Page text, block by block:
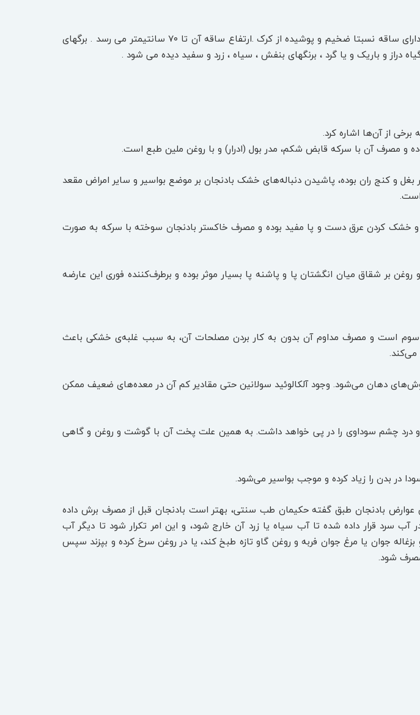
بادمجان که به عربی بادنجان نامیده می شود گیاهی است یکساله و دارای ساقه نسبتا ضخیم و پوشیده از کرک .ارتفاع ساقه آن تا ۷۰ سانتیمتر می رسد . برگهای
و باریک و یا گرد ، برنگهای بنفش ، سیاه ، زرد و سفید دیده می شود .
از آن‌ها اشاره کرد.
و مصرف آن با سرکه قابض شکم، مدر بول (ادرار) و با روغن ملین طبع است.
بغل و کنج ران بوده، پاشیدن دنباله‌های خشک بادنجان بر موضع بواسیر و سایر امراض مقعد
است.
خشک کردن عرق دست و پا مفید بوده و مصرف خاکستر بادنجان سوخته با سرکه به صورت
بر شقاق میان انگشتان پا و پاشنه پا بسیار موثر بوده و برطرف‌کننده فوری این عارضه
است و مصرف مداوم آن بدون به کار بردن مصلحات آن، به سبب غلبه‌ی خشکی باعث
می‌کند.
دهان می‌شود. وجود آلکالوئید سولانین حتی مقادیر کم آن در معده‌های ضعیف ممکن
و درد چشم سوداوی را در پی خواهد داشت. به همین علت پخت آن با گوشت و روغن و گاهی
در بدن را زیاد کرده و موجب بواسیر می‌شود.
بادنجان طبق گفته حکیمان طب سنتی، بهتر است بادنجان قبل از مصرف برش داده
آن نمک مالیده شود، سپس ۲ تا ۳ ساعت در آب سرد قرار داده شده تا آب سیاه یا زرد آن خارج شود، و این امر تکرار شود تا دیگر آب
جوان یا مرغ جوان فربه و روغن گاو تازه طبخ کند، یا در روغن سرخ کرده و بپزند سپس
شود.